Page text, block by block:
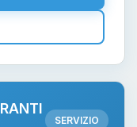
SERVIZIO